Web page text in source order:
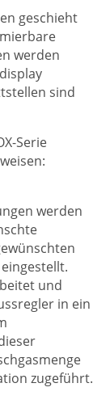
geschieht
werden
sind
Serie
werden
und
in ein
zugeführt.